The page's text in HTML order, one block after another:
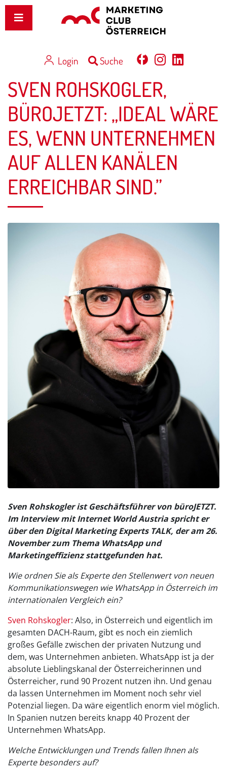
Login Suche
SVEN ROHSKOGLER,
BÜROJETZT: „IDEAL WÄRE
ES, WENN UNTERNEHMEN
AUF ALLEN KANÄLEN
ERREICHBAR SIND.”
Sven Rohskogler ist Geschäftsführer von büroJETZT.
Im Interview mit Internet World Austria spricht er
über den Digital Marketing Experts TALK, der am 26.
November zum Thema WhatsApp und
Marketingeffizienz stattgefunden hat.
Wie ordnen Sie als Experte den Stellenwert von neuen
Kommunikationswegen wie WhatsApp in Österreich im
internationalen Vergleich ein?
Sven Rohskogler: Also, in Österreich und eigentlich im
gesamten DACH-Raum, gibt es noch ein ziemlich
großes Gefälle zwischen der privaten Nutzung und
dem, was Unternehmen anbieten. WhatsApp ist ja der
absolute Lieblingskanal der Österreicherinnen und
Österreicher, rund 90 Prozent nutzen ihn. Und genau
da lassen Unternehmen im Moment noch sehr viel
Potenzial liegen. Da wäre eigentlich enorm viel möglich.
In Spanien nutzen bereits knapp 40 Prozent der
Unternehmen WhatsApp.
Welche Entwicklungen und Trends fallen Ihnen als
Experte besonders auf?